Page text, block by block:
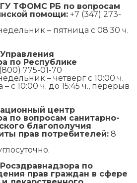
ГУ ТФОМС РБ по вопросам
помощи: +7 (347) 273-
– пятница с 08:30 ч.
по Республике
775-01-70
– четверг с 10:00 ч.
– с 10:00 ч. до 15:45 ч., перерыв
центр
по вопросам санитарно-
благополучия
прав потребителей: 8
по
прав граждан в сфере